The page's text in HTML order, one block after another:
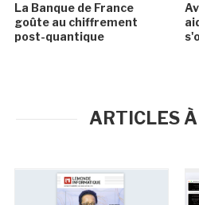
La Banque de France
goûte au chiffrement
post-quantique
ARTICLES